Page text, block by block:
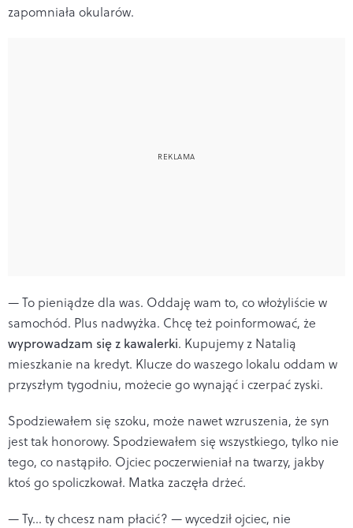
zapomniała okularów.
— To pieniądze dla was. Oddaję wam to, co włożyliście w
samochód. Plus nadwyżka. Chcę też poinformować, że
wyprowadzam się z kawalerki. Kupujemy z Natalią
mieszkanie na kredyt. Klucze do waszego lokalu oddam w
przyszłym tygodniu, możecie go wynająć i czerpać zyski.
Spodziewałem się szoku, może nawet wzruszenia, że syn
jest tak honorowy. Spodziewałem się wszystkiego, tylko nie
tego, co nastąpiło. Ojciec poczerwieniał na twarzy, jakby
ktoś go spoliczkował. Matka zaczęła drżeć.
— Ty… ty chcesz nam płacić? — wycedził ojciec, nie